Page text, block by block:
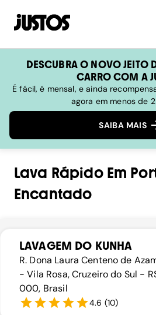
DESCUBRA O NOVO JEITO
CARRO COM A
É fácil, é mensal, e ainda
agora em menos de
SAIBA MAIS
Lava RápidoEm
Encantado
LAVAGEM DO KUNHA
R. Dona Laura Centeno de
- Vila Rosa, Cruzeiro do Sul -
000, Brasil
4.6 (10)